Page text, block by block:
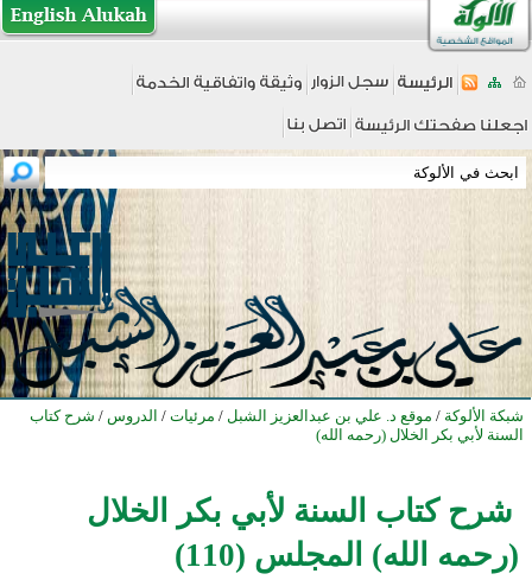
شبكة الألوكة / موقع د. علي بن عبدالعزيز الشبل / مرئيات / الدروس / شرح كتاب
السنة لأبي بكر الخلال (رحمه الله)
شرح كتاب السنة لأبي بكر الخلال
(رحمه الله) المجلس (110)